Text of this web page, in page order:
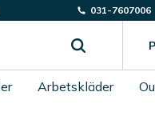
031-7607006
Arbetskläder